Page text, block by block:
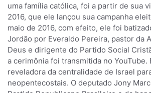
uma família católica, foi a partir de sua
2016, que ele lançou sua campanha
maio de 2016, com efeito, ele foi
Jordão por Everaldo Pereira, pastor da
Deus e dirigente do Partido Social
a cerimônia foi transmitida no YouTube.
reveladora da centralidade de Israel
neopentecostais. O deputado Jony